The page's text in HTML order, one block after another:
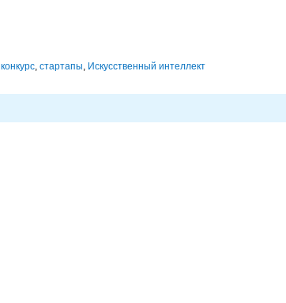
конкурс, стартапы, Искусственный интеллект